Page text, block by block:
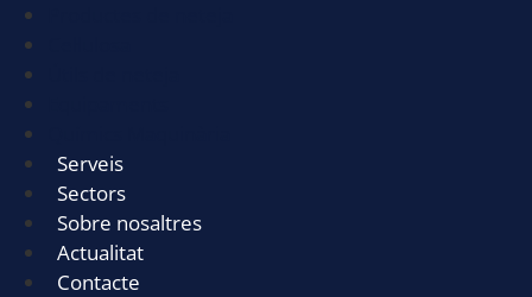
Serveis
Sectors
Sobre nosaltres
Actualitat
Contacte